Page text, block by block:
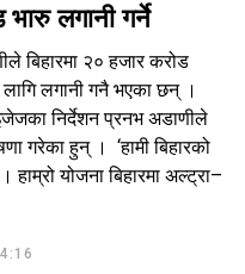
लगानी गर्ने
बिहारमा २० हजार करोड
लागि लगानी गनै भएका छन् ।
निर्देशन प्रनभ अडाणीले
गरेका हुन् । ‘हामी बिहारको
हाम्रो योजना बिहारमा अल्ट्रा–